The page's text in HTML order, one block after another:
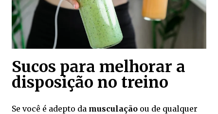
Sucos para melhorar a
disposição no treino
Se você é adepto da musculação ou de qualquer